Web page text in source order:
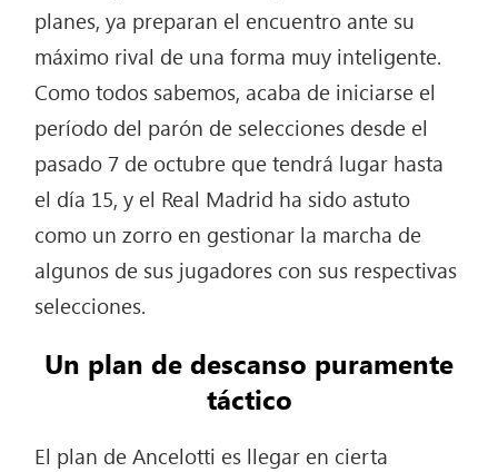
planes, ya preparan el encuentro ante su
máximo rival de una forma muy inteligente.
Como todos sabemos, acaba de iniciarse el
período del parón de selecciones desde el
pasado 7 de octubre que tendrá lugar hasta
el día 15, y el Real Madrid ha sido astuto
como un zorro en gestionar la marcha de
algunos de sus jugadores con sus respectivas
selecciones.
Un plan de descanso puramente
táctico
El plan de Ancelotti es llegar en cierta